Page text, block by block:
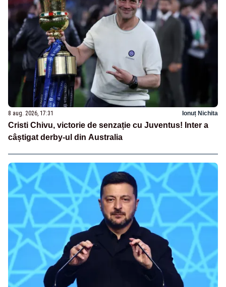
8 aug. 2026, 17:31 Ionuț Nichita
Cristi Chivu, victorie de senzație cu Juventus! Inter a
câștigat derby-ul din Australia